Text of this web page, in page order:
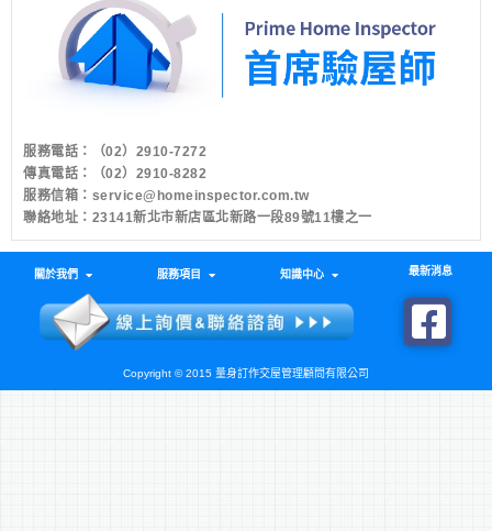
服務電話：
（02）2910-7272
傳真電話：（02）2910-8282
服務信箱： service@homeinspector.com.tw
聯絡地址：23141新北市新店區北新路一段89號11樓之一
關於我們 服務項目 知識中心 最新消息
Copyright © 2015 量身訂作交屋管理顧問有限公司